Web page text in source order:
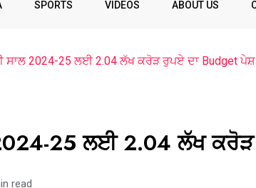
SPORTS VIDEOS ABOUT US
ਸਾਲ 2024-25 ਲਈ 2.04 ਲੱਖ ਕਰੋੜ ਰੁਪਏ ਦਾ Budget ਪੇਸ਼
25 ਲਈ 2.04 ਲੱਖ
read